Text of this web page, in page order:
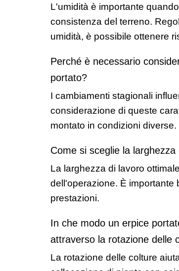
L'umidità è importante
consistenza del terreno.
umidità, è possibile ottenere
Perché è necessario
portato?
I cambiamenti stagionali
considerazione di queste
montato in condizioni diverse.
Come si sceglie la
La larghezza di lavoro
dell'operazione. È importante
prestazioni.
In che modo un erpice
attraverso la rotazione delle
La rotazione delle colture